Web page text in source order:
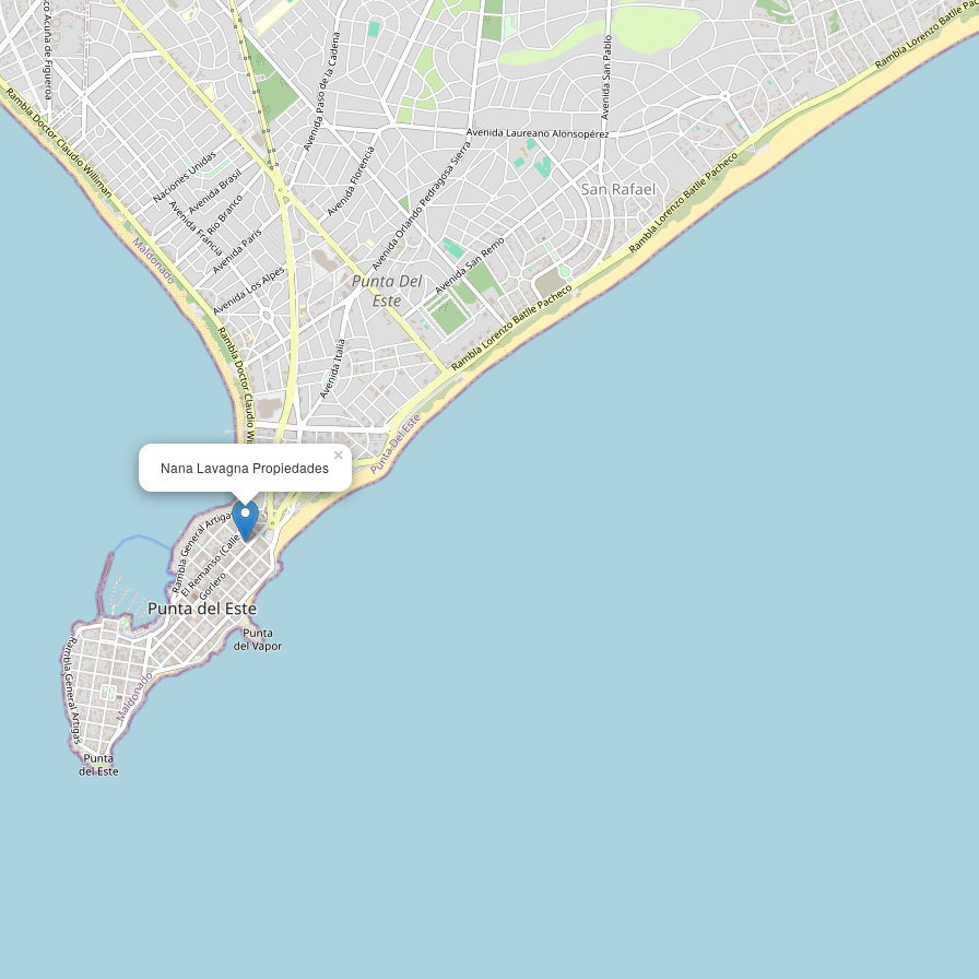
×
Nana Lavagna Propiedades